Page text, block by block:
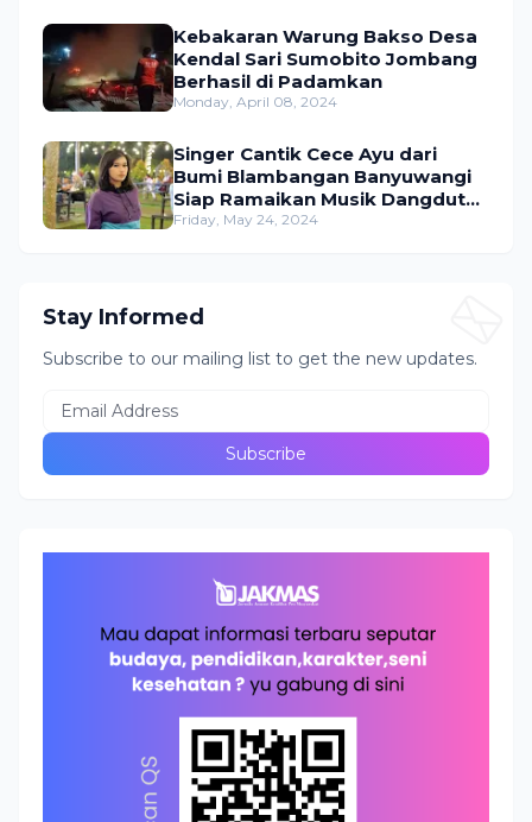
Kebakaran Warung Bakso Desa
Kendal Sari Sumobito Jombang
Berhasil di Padamkan
Monday, April 08, 2024
Singer Cantik Cece Ayu dari
Bumi Blambangan Banyuwangi
Siap Ramaikan Musik Dangdut
Indonesia
Friday, May 24, 2024
Stay Informed
Subscribe to our mailing list to get the new updates.